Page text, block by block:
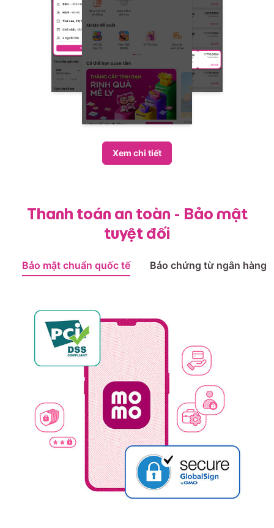
Xem chi tiết
Thanh toán an toàn - Bảo mật
tuyệt đối
Bảo mật chuẩn quốc tế Bảo chứng từ ngân hàng